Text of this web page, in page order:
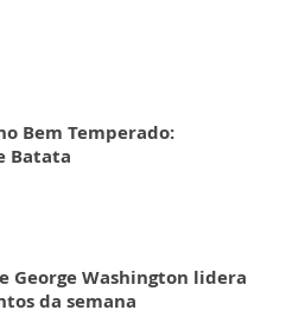
Bem Temperado:
Batata
George Washington lidera
da semana